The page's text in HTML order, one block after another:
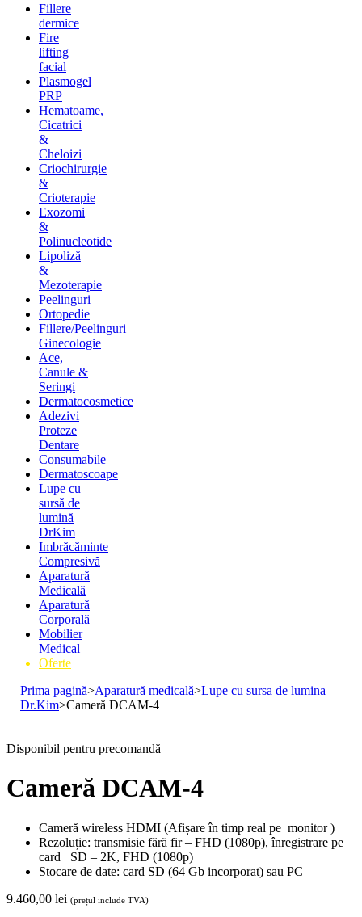
Fillere
dermice
Fire
lifting
facial
Plasmogel
PRP
Hematoame,
Cicatrici
&
Cheloizi
Criochirurgie
&
Crioterapie
Exozomi
&
Polinucleotide
Lipoliză
&
Mezoterapie
Peelinguri
Ortopedie
Fillere/Peelinguri
Ginecologie
Ace,
Canule &
Seringi
Dermatocosmetice
Adezivi
Proteze
Dentare
Consumabile
Dermatoscoape
Lupe cu
sursă de
lumină
DrKim
Imbrăcăminte
Compresivă
Aparatură
Medicală
Aparatură
Corporală
Mobilier
Medical
Oferte
Prima pagină>Aparatură medicală>Lupe cu sursa de lumina
Dr.Kim>Cameră DCAM-4
Disponibil pentru precomandă
Cameră DCAM-4
Cameră wireless HDMI (Afișare în timp real pe monitor )
Rezoluție: transmisie fără fir – FHD (1080p), înregistrare pe
card SD – 2K, FHD (1080p)
Stocare de date: card SD (64 Gb incorporat) sau PC
9.460,00 lei (prețul include TVA)